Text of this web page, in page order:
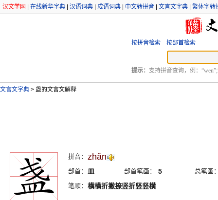
汉文学网 在线新华字典 汉语词典 成语词典 中文转拼音 文言文字典 繁体字转
按拼音检索 按部首检索
提示： 支持拼音查询，例：
文言文字典 > 盏的文言文解释
拼音： zhăn
部首： 皿 部首笔画： 5
总笔画
笔顺： 横横折撇捺竖折竖竖横